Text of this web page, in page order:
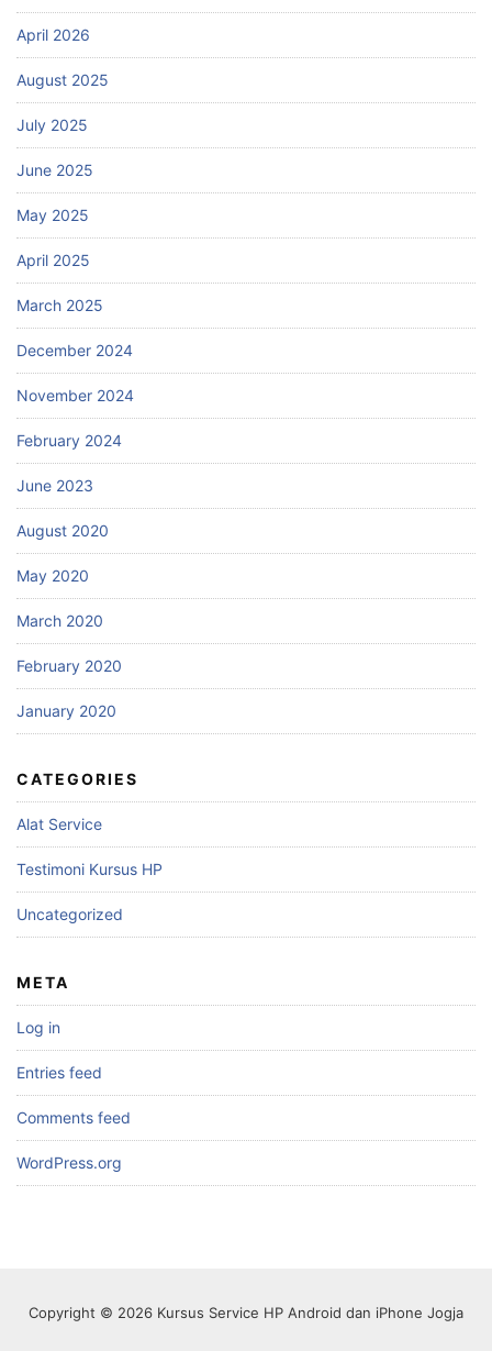
April 2026
August 2025
July 2025
June 2025
May 2025
April 2025
March 2025
December 2024
November 2024
February 2024
June 2023
August 2020
May 2020
March 2020
February 2020
January 2020
CATEGORIES
Alat Service
Testimoni Kursus HP
Uncategorized
META
Log in
Entries feed
Comments feed
WordPress.org
Copyright © 2026 Kursus Service HP Android dan iPhone Jogja